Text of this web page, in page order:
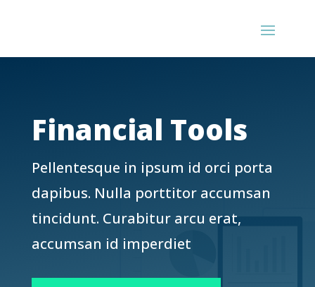
Financial Tools
Pellentesque in ipsum id orci porta
dapibus. Nulla porttitor accumsan
tincidunt. Curabitur arcu erat,
accumsan id imperdiet